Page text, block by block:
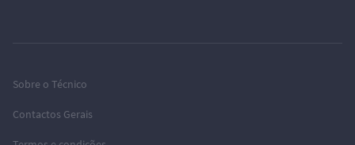
Sobre o Técnico
Contactos Gerais